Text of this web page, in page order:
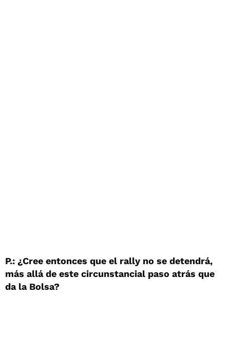
P.: ¿Cree entonces que el rally no se detendrá,
más allá de este circunstancial paso atrás que
da la Bolsa?